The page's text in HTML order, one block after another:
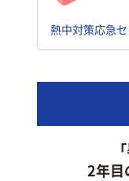
熱中対策応急
2年目